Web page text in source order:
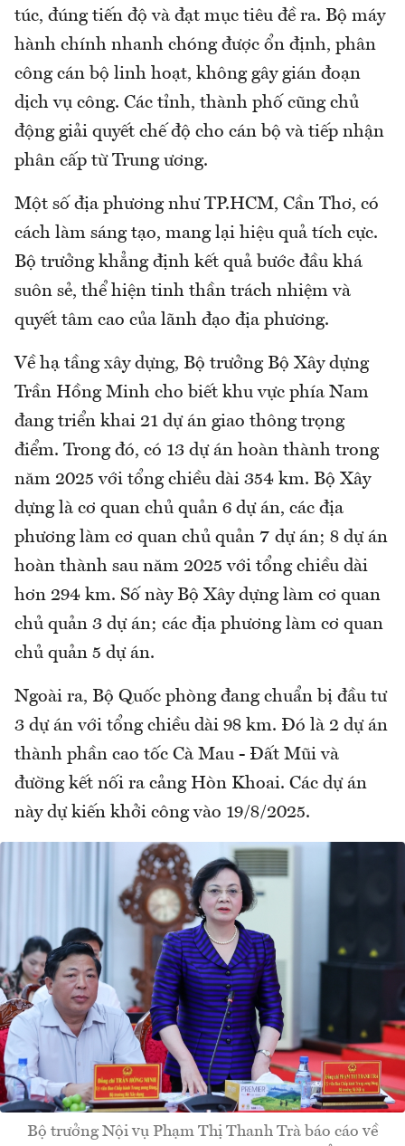
túc, đúng tiến độ và đạt mục tiêu đề ra. Bộ máy
hành chính nhanh chóng được ổn định, phân
công cán bộ linh hoạt, không gây gián đoạn
dịch vụ công. Các tỉnh, thành phố cũng chủ
động giải quyết chế độ cho cán bộ và tiếp nhận
phân cấp từ Trung ương.
Một số địa phương như TP.HCM, Cần Thơ, có
cách làm sáng tạo, mang lại hiệu quả tích cực.
Bộ trưởng khẳng định kết quả bước đầu khá
suôn sẻ, thể hiện tinh thần trách nhiệm và
quyết tâm cao của lãnh đạo địa phương.
Về hạ tầng xây dựng, Bộ trưởng Bộ Xây dựng
Trần Hồng Minh cho biết khu vực phía Nam
đang triển khai 21 dự án giao thông trọng
điểm. Trong đó, có 13 dự án hoàn thành trong
năm 2025 với tổng chiều dài 354 km. Bộ Xây
dựng là cơ quan chủ quản 6 dự án, các địa
phương làm cơ quan chủ quản 7 dự án; 8 dự án
hoàn thành sau năm 2025 với tổng chiều dài
hơn 294 km. Số này Bộ Xây dựng làm cơ quan
chủ quản 3 dự án; các địa phương làm cơ quan
chủ quản 5 dự án.
Ngoài ra, Bộ Quốc phòng đang chuẩn bị đầu tư
3 dự án với tổng chiều dài 98 km. Đó là 2 dự án
thành phần cao tốc Cà Mau - Đất Mũi và
đường kết nối ra cảng Hòn Khoai. Các dự án
này dự kiến khởi công vào 19/8/2025.
Bộ trưởng Nội vụ Phạm Thị Thanh Trà báo cáo về